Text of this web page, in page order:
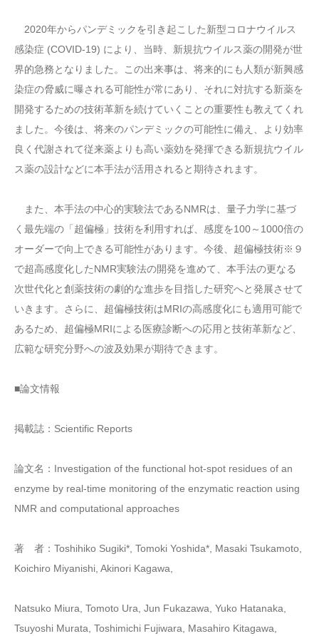
2020年からパンデミックを引き起こした新型コロナウイルス
感染症 (COVID-19) により、当時、新規抗ウイルス薬の開発が世
界的急務となりました。この出来事は、将来的にも人類が新興感
染症の脅威に曝される可能性が常にあり、それに対抗する新薬を
開発するための技術革新を続けていくことの重要性も教えてくれ
ました。今後は、将来のパンデミックの可能性に備え、より効率
良く代謝されて従来薬よりも高い薬効を発揮できる新規抗ウイル
ス薬の設計などに本手法が活用されると期待されます。
また、本手法の中心的実験法であるNMRは、量子力学に基づ
く最先端の「超偏極」技術を利用すれば、感度を100～1000倍の
オーダーで向上できる可能性があります。今後、超偏極技術※９
で超高感度化したNMR実験法の開発を進めて、本手法の更なる
次世代化と創薬技術の劇的な進歩を目指した研究へと発展させて
いきます。さらに、超偏極技術はMRIの高感度化にも適用可能で
あるため、超偏極MRIによる医療診断への応用と技術革新など、
広範な研究分野への波及効果が期待できます。
■論文情報
掲載誌：Scientific Reports
論文名：Investigation of the functional hot-spot residues of an
enzyme by real-time monitoring of the enzymatic reaction using
NMR and computational approaches
著 者：Toshihiko Sugiki*, Tomoki Yoshida*, Masaki Tsukamoto,
Koichiro Miyanishi, Akinori Kagawa,
Natsuko Miura, Tomoto Ura, Jun Fukazawa, Yuko Hatanaka,
Tsuyoshi Murata, Toshimichi Fujiwara, Masahiro Kitagawa,